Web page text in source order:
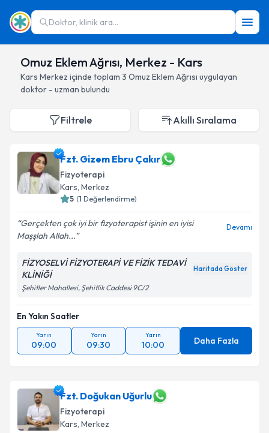
Doktor, klinik ara...
Omuz Eklem Ağrısı, Merkez - Kars
Kars Merkez içinde toplam 3 Omuz Eklem Ağrısı uygulayan
doktor - uzman bulundu
Filtrele Akıllı Sıralama
Fzt. Gizem Ebru Çakır
Fizyoterapi
Kars, Merkez
5 (1 Değerlendirme)
Gerçekten çok iyi bir fizyoterapist işinin en iyisi
Maşşlah Allah...
Devamı
FİZYOSELVİ FİZYOTERAPİ VE FİZİK TEDAVİ
KLİNİĞİ
Haritada Göster
Şehitler Mahallesi, Şehitlik Caddesi 9C/2
En Yakın Saatler
Yarın
09:00
Yarın
09:30
Yarın
10:00 Daha Fazla
Fzt. Doğukan Uğurlu
Fizyoterapi
Kars, Merkez